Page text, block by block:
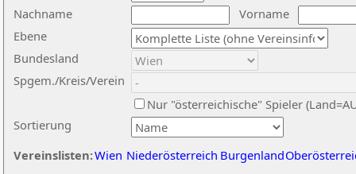
Nachname
Vorname
Ebene
Sortierung
Bundesland
Spgem./Kreis/Verein
Nur "österreichische" Spieler
Vereinslisten:Wien Niederösterreich Burgenland